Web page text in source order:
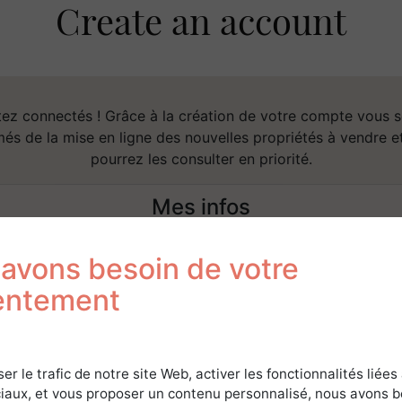
Create an account
connectés ! Grâce à la création de votre compte vous
de la mise en ligne des nouvelles propriétés à vendre
pourrez les consulter en priorité.
Mes infos
can use the same account on both the Forêt
and the Forest Time websites.
besoin de votre
le trafic de notre site Web, activer les fonctionnalités liées
et vous proposer un contenu personnalisé, nous avons